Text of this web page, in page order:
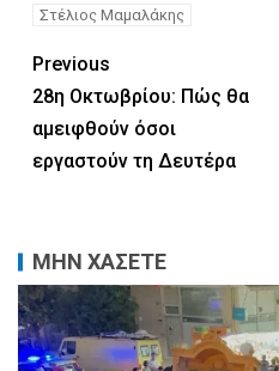
Στέλιος Μαμαλάκης
Previous
28η Οκτωβρίου: Πώς θα
αμειφθούν όσοι
εργαστούν τη Δευτέρα
ΜΗΝ ΧΑΣΕΤΕ